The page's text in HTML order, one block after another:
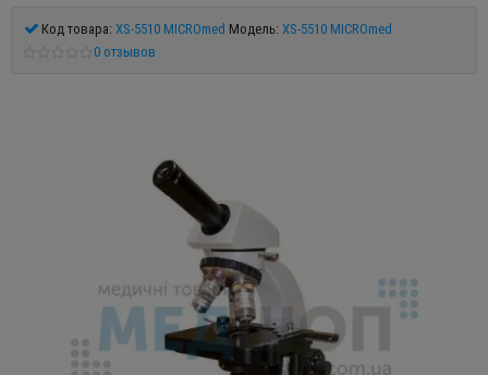
Код товара: XS-5510 MICROmed Модель: XS-5510 MICROmed
0 отзывов